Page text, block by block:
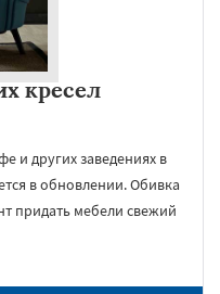
кресел
и других заведениях в
в обновлении. Обивка
придать мебели свежий